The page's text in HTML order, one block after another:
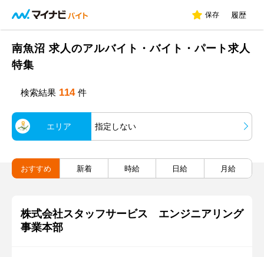
保存 履歴
南魚沼 求人のアルバイト・バイト・パート求人
特集
検索結果 114 件
エリア 指定しない
おすすめ 新着 時給 日給 月給
株式会社スタッフサービス エンジニアリング
事業本部